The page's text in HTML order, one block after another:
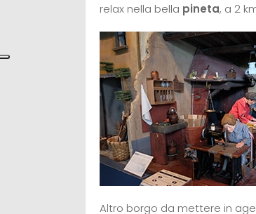
relax nella bella pineta, a 2
Altro borgo da mettere in